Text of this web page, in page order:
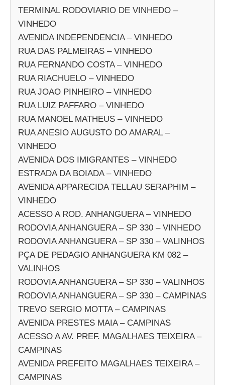
TERMINAL RODOVIARIO DE VINHEDO –
VINHEDO
AVENIDA INDEPENDENCIA – VINHEDO
RUA DAS PALMEIRAS – VINHEDO
RUA FERNANDO COSTA – VINHEDO
RUA RIACHUELO – VINHEDO
RUA JOAO PINHEIRO – VINHEDO
RUA LUIZ PAFFARO – VINHEDO
RUA MANOEL MATHEUS – VINHEDO
RUA ANESIO AUGUSTO DO AMARAL –
VINHEDO
AVENIDA DOS IMIGRANTES – VINHEDO
ESTRADA DA BOIADA – VINHEDO
AVENIDA APPARECIDA TELLAU SERAPHIM –
VINHEDO
ACESSO A ROD. ANHANGUERA – VINHEDO
RODOVIA ANHANGUERA – SP 330 – VINHEDO
RODOVIA ANHANGUERA – SP 330 – VALINHOS
PÇA DE PEDAGIO ANHANGUERA KM 082 –
VALINHOS
RODOVIA ANHANGUERA – SP 330 – VALINHOS
RODOVIA ANHANGUERA – SP 330 – CAMPINAS
TREVO SERGIO MOTTA – CAMPINAS
AVENIDA PRESTES MAIA – CAMPINAS
ACESSO A AV. PREF. MAGALHAES TEIXEIRA –
CAMPINAS
AVENIDA PREFEITO MAGALHAES TEIXEIRA –
CAMPINAS